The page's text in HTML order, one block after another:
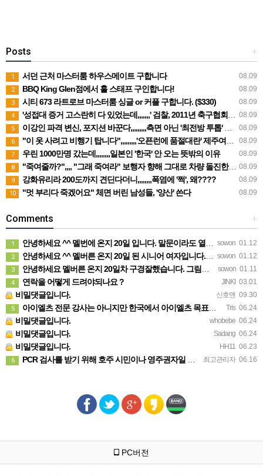
+
Posts
08.09
1 서던 근처 마스터룸 하우스메이트 구합니다
08.09
2 BBQ King Glen점에서 홀 스태프 구인합니다!
08.09
3 시티 673 라트로브 마스터룸 싱글 or 커플 구합니다. ($330)
08.09
4 '성접대 증거 고스란히 다 있었는데,,,,,,,' 검찰, 2011년 축구협회 성접대에 "증거 불충분' 무혐의 처분
08.09
5 이강인 파격 변신, 포지션 바꾼다,,,,,,,,,측면 아닌 '최전방 투톱' 시험대
08.09
6 "이 옷 사려고 비행기 탑니다",,,,,,,,,'오픈런에 품절대란' 제주여행 필수템
08.09
7 우린 1000만명 갔는데,,,,,,,,일본인 '한국' 안 오는 뜻밖의 이유
08.09
8 "죽여줄까?",,,, "그래 죽여라" 보행자 향해 그대로 차량 돌진한 운전자
08.09
9 강화유리라 200도까지 견딘다더니,,,,,,,,폭염에 '쩍', 왜????
08.09
10 "멋 부리다 죽겠어요" 체면 버린 남성들, '양산' 쓴다
+
Comments
sowon 01.12
1 안녕하세요 ^^ 멜번에 온지 20일 입니다. 말문이라도 열어보려고 글 보냅니다. 정말 반가운 소식인데 시간이…
sowon 01.12
2 안녕하세요 ^^ 멜버른 온지 20일 된 시니어 여자입니다. 생소한 곳이다보니 말문이라도 열어보려고 문자 드려…
sowon 01.11
3 안녕하세요 멜버른 온지 20일차 구경잘했습니다. 그림이 내마음입니다.
JINKI 03.01
4 연락을 어떻게 드려야되나요 ?
신호맨 09.30
비밀댓글입니다.
Tris 06.24
5 아이엘츠 전문 강사는 아니지만 한국에서 아이엘츠 목표점수(6.0)통과하고 호주대학 입학했어요 연락주시면 제가…
whobebe 06.24
비밀댓글입니다.
Sadang 06.24
비밀댓글입니다.
HH11 06.23
비밀댓글입니다.
최고관리자 06.16
6 PCR 검사를 받기 위해 호주 시민이나 영주권자일 필요는 없습니다. 가까운 무료 검사 클리닉에 방문 하시면 …
PC버전